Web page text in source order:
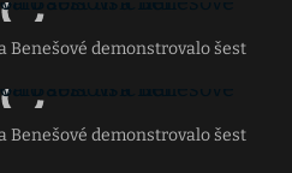
Benešové demonstrovalo šest
Benešové demonstrovalo šest